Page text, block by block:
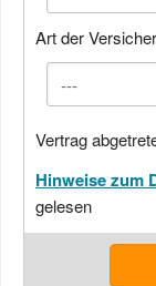
Art der
Vertrag
Hinweise zum
gelesen